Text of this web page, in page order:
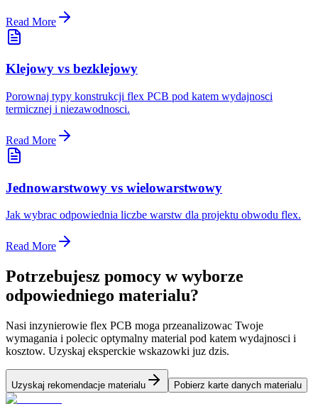
Read More
Klejowy vs bezklejowy
Porownaj typy konstrukcji flex PCB pod katem wydajnosci
termicznej i niezawodnosci.
Read More
Jednowarstwowy vs wielowarstwowy
Jak wybrac odpowiednia liczbe warstw dla projektu obwodu flex.
Read More
Potrzebujesz pomocy w wyborze
odpowiedniego materialu?
Nasi inzynierowie flex PCB moga przeanalizowac Twoje
wymagania i polecic optymalny material pod katem wydajnosci i
kosztow. Uzyskaj eksperckie wskazowki juz dzis.
Uzyskaj rekomendacje materialu Pobierz karte danych materialu